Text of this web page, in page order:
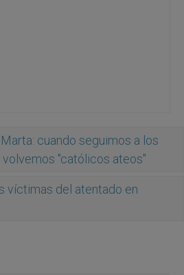
cuando seguimos a los
"católicos ateos"
víctimas del atentado en